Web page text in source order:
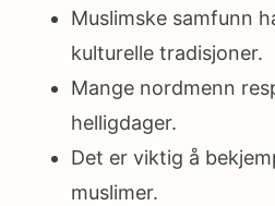
Muslimske samfunn
kulturelle tradisjoner.
Mange nordmenn
helligdager.
Det er viktig å
muslimer.